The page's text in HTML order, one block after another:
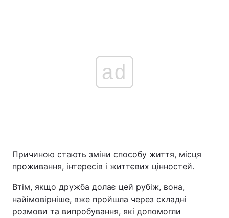
ad
Причиною стають зміни способу життя, місця
проживання, інтересів і життєвих цінностей.
Втім, якщо дружба долає цей рубіж, вона,
найімовірніше, вже пройшла через складні
розмови та випробування, які допомогли